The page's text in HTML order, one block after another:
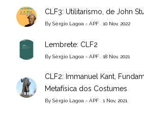
CLF3: Utilitarismo, de John
By Sérgio Lagoa - APF . 10 Nov, 2022
Lembrete: CLF2
By Sérgio Lagoa - APF . 18 Nov, 2021
CLF2: Immanuel Kant,
Metafísica dos Costumes
By Sérgio Lagoa - APF . 1 Nov, 2021